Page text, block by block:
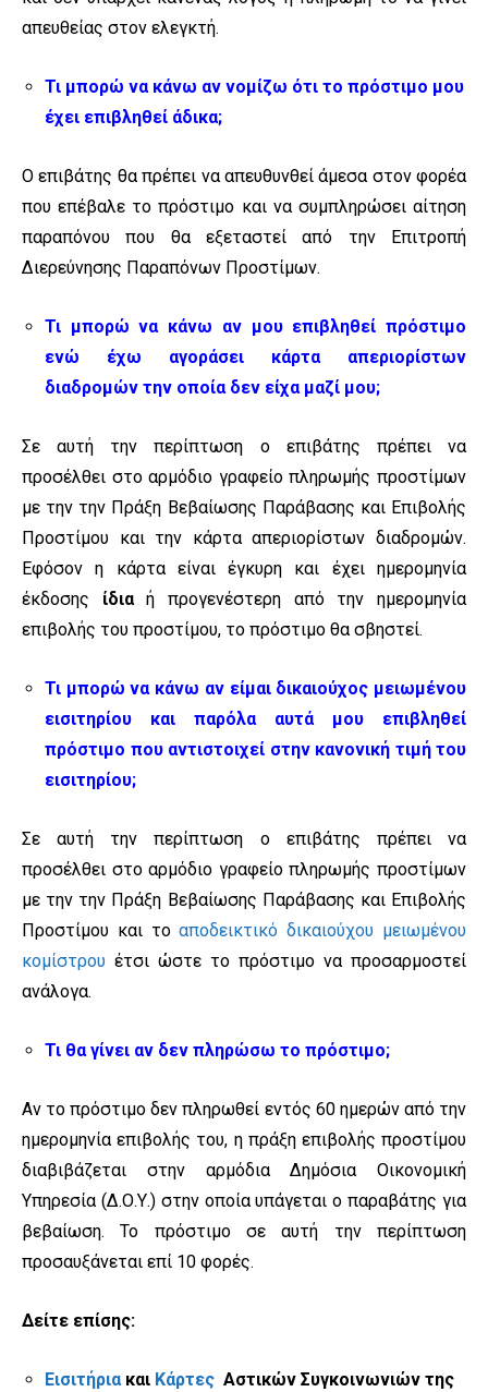
απευθείας στον ελεγκτή.
Τι μπορώ να κάνω αν νομίζω ότι το πρόστιμο μου
έχει επιβληθεί άδικα;
Ο επιβάτης θα πρέπει να απευθυνθεί άμεσα στον φορέα
που επέβαλε το πρόστιμο και να συμπληρώσει αίτηση
παραπόνου που θα εξεταστεί από την Επιτροπή
Διερεύνησης Παραπόνων Προστίμων.
Τι μπορώ να κάνω αν μου επιβληθεί πρόστιμο
ενώ έχω αγοράσει κάρτα απεριορίστων
διαδρομών την οποία δεν είχα μαζί μου;
Σε αυτή την περίπτωση ο επιβάτης πρέπει να
προσέλθει στο αρμόδιο γραφείο πληρωμής προστίμων
με την την Πράξη Βεβαίωσης Παράβασης και Επιβολής
Προστίμου και την κάρτα απεριορίστων διαδρομών.
Εφόσον η κάρτα είναι έγκυρη και έχει ημερομηνία
έκδοσης ίδιαή προγενέστερη από την ημερομηνία
επιβολής του προστίμου, το πρόστιμο θα σβηστεί.
Τι μπορώ να κάνω αν είμαι δικαιούχος μειωμένου
εισιτηρίου και παρόλα αυτά μου επιβληθεί
πρόστιμο που αντιστοιχεί στην κανονική τιμή του
εισιτηρίου;
Σε αυτή την περίπτωση ο επιβάτης πρέπει να
προσέλθει στο αρμόδιο γραφείο πληρωμής προστίμων
με την την Πράξη Βεβαίωσης Παράβασης και Επιβολής
Προστίμου και τοαποδεικτικό δικαιούχου μειωμένου
κομίστρου έτσι ώστε το πρόστιμο να προσαρμοστεί
ανάλογα.
Τι θα γίνει αν δεν πληρώσω το πρόστιμο;
Αν το πρόστιμο δεν πληρωθεί εντός 60 ημερών από την
ημερομηνία επιβολής του, η πράξη επιβολής προστίμου
διαβιβάζεται στην αρμόδια Δημόσια Οικονομική
Υπηρεσία (Δ.Ο.Υ.) στην οποία υπάγεται ο παραβάτης για
βεβαίωση. Το πρόστιμο σε αυτή την περίπτωση
προσαυξάνεται επί 10 φορές.
Δείτε επίσης:
Εισιτήριακαι Κάρτες Αστικών Συγκοινωνιών της